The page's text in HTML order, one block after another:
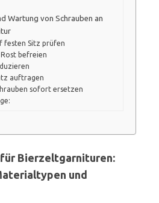
Wartung von Schrauben an
festen Sitz prüfen
befreien
auftragen
sofort ersetzen
Bierzeltgarnituren:
und